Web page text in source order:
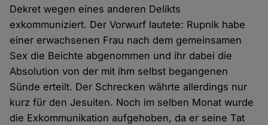
Dekret wegen eines anderen Delikts
exkommuniziert. Der Vorwurf lautete: Rupnik habe
einer erwachsenen Frau nach dem gemeinsamen
Sex die Beichte abgenommen und ihr dabei die
Absolution von der mit ihm selbst begangenen
Sünde erteilt. Der Schrecken währte allerdings nur
kurz für den Jesuiten. Noch im selben Monat wurde
die Exkommunikation aufgehoben, da er seine Tat